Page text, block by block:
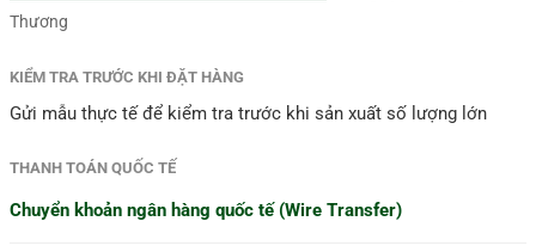
Thương
KIỂM TRA TRƯỚC KHI ĐẶT HÀNG
Gửi mẫu thực tế để kiểm tra trước khi sản xuất số lượng lớn
THANH TOÁN QUỐC TẾ
Chuyển khoản ngân hàng quốc tế (Wire Transfer)